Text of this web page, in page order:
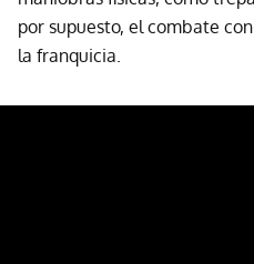
por supuesto, el combate
la franquicia.